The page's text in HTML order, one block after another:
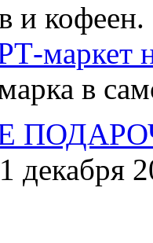
и кофеен.
маркет
в
декабря